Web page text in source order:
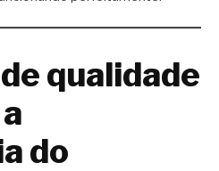
qualidade
do